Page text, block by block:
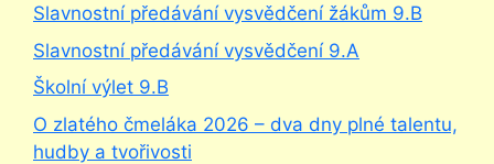
Slavnostní předávání vysvědčení žákům 9.B
Slavnostní předávání vysvědčení 9.A
Školní výlet 9.B
O zlatého čmeláka 2026 – dva dny plné talentu,
hudby a tvořivosti